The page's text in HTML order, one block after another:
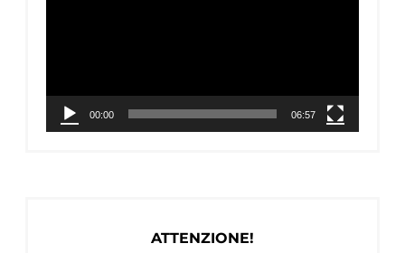
00:00 06:57
ATTENZIONE!